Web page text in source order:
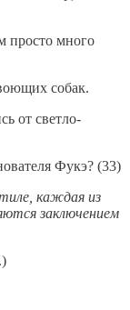
просто много
собак.
от светло-
Фукэ? (33)
каждая из
заключением